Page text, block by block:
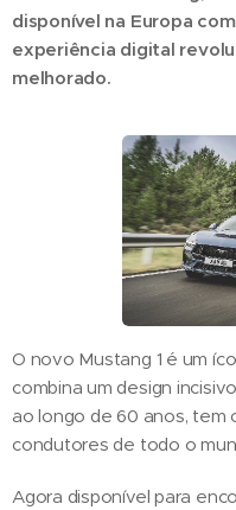
disponível na Europa
experiência digital
melhorado.
O novo Mustang 1 é um
combina um design
ao longo de 60 anos, tem
condutores de todo o
Agora disponível para